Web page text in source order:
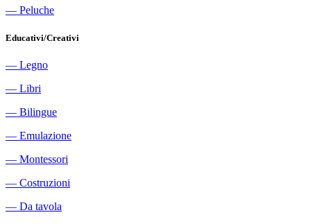
― Peluche
Educativi/Creativi
― Legno
― Libri
― Bilingue
― Emulazione
― Montessori
― Costruzioni
― Da tavola